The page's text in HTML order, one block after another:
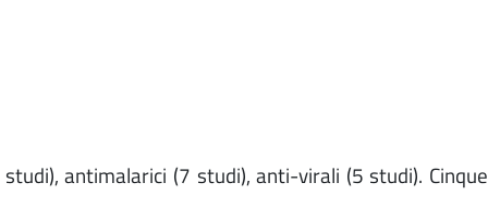
antimalarici (7 studi), anti-virali (5 studi). Cinque